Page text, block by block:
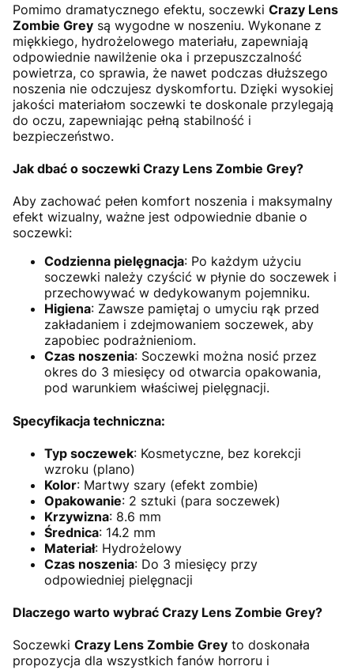
Pomimo dramatycznego efektu, soczewki Crazy Lens
Zombie Grey są wygodne w noszeniu. Wykonane z
miękkiego, hydrożelowego materiału, zapewniają
odpowiednie nawilżenie oka i przepuszczalność
powietrza, co sprawia, że nawet podczas dłuższego
noszenia nie odczujesz dyskomfortu. Dzięki wysokiej
jakości materiałom soczewki te doskonale przylegają
do oczu, zapewniając pełną stabilność i
bezpieczeństwo.
Jak dbać o soczewki Crazy Lens Zombie Grey?
Aby zachować pełen komfort noszenia i maksymalny
efekt wizualny, ważne jest odpowiednie dbanie o
soczewki:
Codzienna pielęgnacja: Po każdym użyciu
soczewki należy czyścić w płynie do soczewek i
przechowywać w dedykowanym pojemniku.
Higiena: Zawsze pamiętaj o umyciu rąk przed
zakładaniem i zdejmowaniem soczewek, aby
zapobiec podrażnieniom.
Czas noszenia: Soczewki można nosić przez
okres do 3 miesięcy od otwarcia opakowania,
pod warunkiem właściwej pielęgnacji.
Specyfikacja techniczna:
Typ soczewek: Kosmetyczne, bez korekcji
wzroku (plano)
Kolor: Martwy szary (efekt zombie)
Opakowanie: 2 sztuki (para soczewek)
Krzywizna: 8.6 mm
Średnica: 14.2 mm
Materiał: Hydrożelowy
Czas noszenia: Do 3 miesięcy przy
odpowiedniej pielęgnacji
Dlaczego warto wybrać Crazy Lens Zombie Grey?
Soczewki Crazy Lens Zombie Grey to doskonała
propozycja dla wszystkich fanów horroru i